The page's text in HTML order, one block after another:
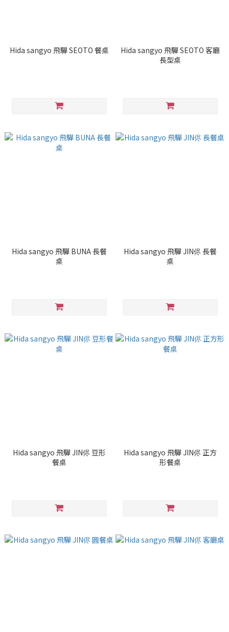
Hida sangyo 飛驒 SEOTO 餐桌
Hida sangyo 飛驒 SEOTO 客廳
長型桌
Hida sangyo 飛驒 BUNA 長餐
桌
Hida sangyo 飛驒 JIN侭 長餐
桌
Hida sangyo 飛驒 JIN侭 豆形
餐桌
Hida sangyo 飛驒 JIN侭 正方
形餐桌